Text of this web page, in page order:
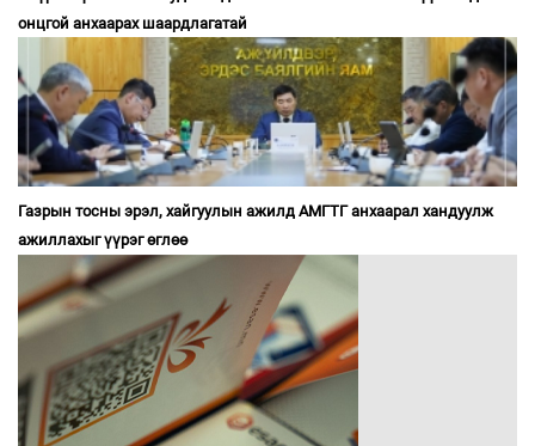
онцгой анхаарах шаардлагатай
Газрын тосны эрэл, хайгуулын ажилд АМГТГ анхаарал хандуулж
ажиллахыг үүрэг өглөө